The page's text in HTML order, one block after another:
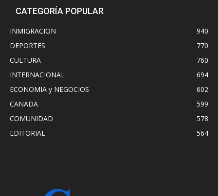
CATEGORÍA POPULAR
INMIGRACION
940
DEPORTES
770
CULTURA
760
INTERNACIONAL
694
ECONOMIA y NEGOCIOS
602
CANADA
599
COMUNIDAD
578
EDITORIAL
564